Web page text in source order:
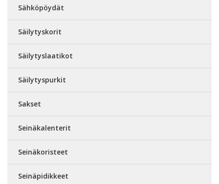
Sähköpöydät
Säilytyskorit
Säilytyslaatikot
Säilytyspurkit
Sakset
Seinäkalenterit
Seinäkoristeet
Seinäpidikkeet